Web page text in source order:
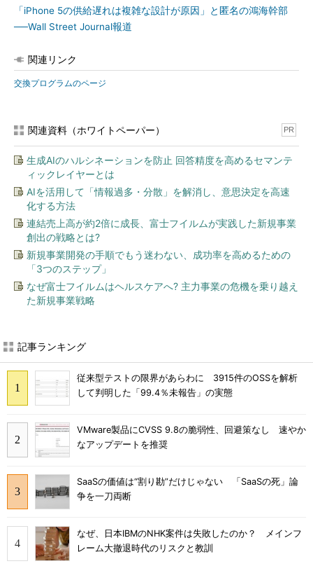
「iPhone 5の供給遅れは複雑な設計が原因」と匿名の鴻海幹部
──Wall Street Journal報道
関連リンク
交換プログラムのページ
関連資料（ホワイトペーパー） PR
生成AIのハルシネーションを防止 回答精度を高めるセマンテ
ィックレイヤーとは
AIを活用して「情報過多・分散」を解消し、意思決定を高速
化する方法
連結売上高が約2倍に成長、富士フイルムが実践した新規事業
創出の戦略とは?
新規事業開発の手順でもう迷わない、成功率を高めるための
「3つのステップ」
なぜ富士フイルムはヘルスケアへ? 主力事業の危機を乗り越え
た新規事業戦略
記事ランキング
従来型テストの限界があらわに 3915件のOSSを解析
して判明した「99.4％未報告」の実態
VMware製品にCVSS 9.8の脆弱性、回避策なし 速やか
なアップデートを推奨
SaaSの価値は“割り勘”だけじゃない 「SaaSの死」論
争を一刀両断
なぜ、日本IBMのNHK案件は失敗したのか？ メインフ
レーム大撤退時代のリスクと教訓